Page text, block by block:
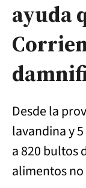
ayuda
Desde la
lavandina y
a 820 bultos
alimentos